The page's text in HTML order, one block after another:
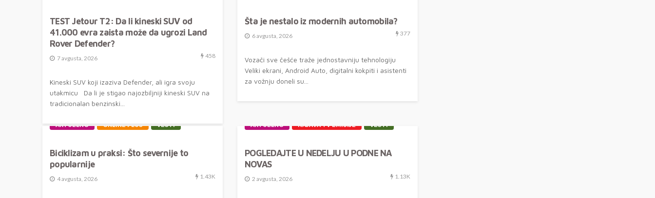
TEST Jetour T2: Da li kineski SUV od
41.000 evra zaista može da ugrozi Land
Rover Defender?
7 avgusta, 2026 458
Kineski SUV koji izaziva Defender, ali igra svoju
utakmicu Da li je stigao najozbiljniji kineski SUV na
tradicionalan benzinski...
Šta je nestalo iz modernih automobila?
6 avgusta, 2026 377
Vozači sve češće traže jednostavniju tehnologiju
Veliki ekrani, Android Auto, digitalni kokpiti i asistenti
za vožnju doneli su...
AKTUELNO ONLINE PLUS VESTI
Biciklizam u praksi: Što severnije to
popularnije
4 avgusta, 2026 1.43K
AKTUELNO NAJAVA TV EMISIJE VESTI
POGLEDAJTE U NEDELJU U PODNE NA
NOVAS
2 avgusta, 2026 1.13K